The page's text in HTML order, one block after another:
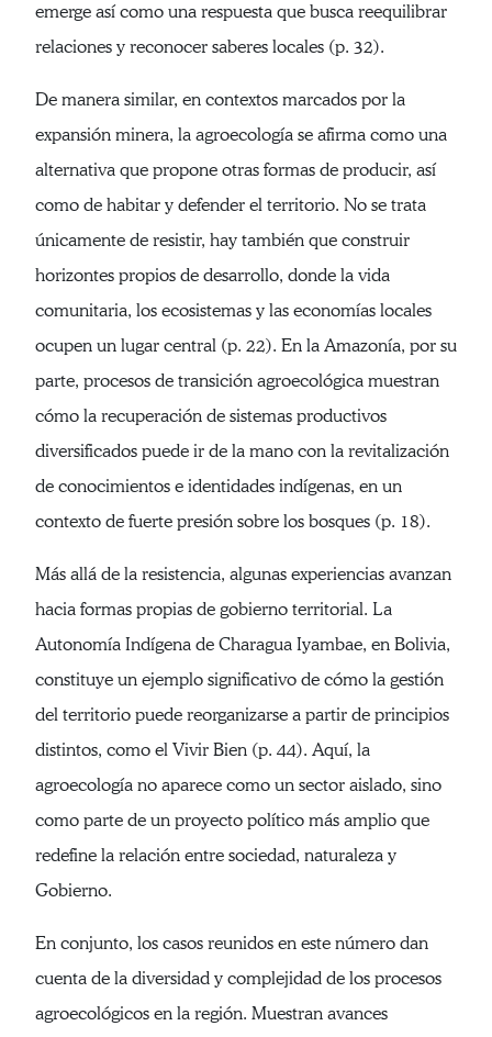
emerge así como una respuesta que busca reequilibrar
relaciones y reconocer saberes locales (p. 32).
De manera similar, en contextos marcados por la
expansión minera, la agroecología se afirma como una
alternativa que propone otras formas de producir, así
como de habitar y defender el territorio. No se trata
únicamente de resistir, hay también que construir
horizontes propios de desarrollo, donde la vida
comunitaria, los ecosistemas y las economías locales
ocupen un lugar central (p. 22). En la Amazonía, por su
parte, procesos de transición agroecológica muestran
cómo la recuperación de sistemas productivos
diversificados puede ir de la mano con la revitalización
de conocimientos e identidades indígenas, en un
contexto de fuerte presión sobre los bosques (p. 18).
Más allá de la resistencia, algunas experiencias avanzan
hacia formas propias de gobierno territorial. La
Autonomía Indígena de Charagua Iyambae, en Bolivia,
constituye un ejemplo significativo de cómo la gestión
del territorio puede reorganizarse a partir de principios
distintos, como el Vivir Bien (p. 44). Aquí, la
agroecología no aparece como un sector aislado, sino
como parte de un proyecto político más amplio que
redefine la relación entre sociedad, naturaleza y
Gobierno.
En conjunto, los casos reunidos en este número dan
cuenta de la diversidad y complejidad de los procesos
agroecológicos en la región. Muestran avances